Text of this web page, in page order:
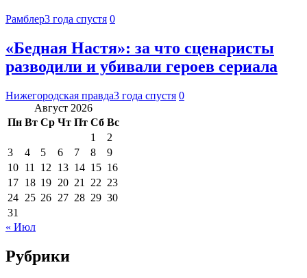
Рамблер3 года спустя 0
«Бедная Настя»: за что сценаристы
разводили и убивали героев сериала
Нижегородская правда3 года спустя 0
Август 2026
Пн Вт Ср Чт Пт Сб Вс
1
2
3
4 5 6 7 8
9
10 11 12 13 14 15 16
17 18 19 20 21 22 23
24 25 26 27 28 29 30
31
« Июл
Рубрики